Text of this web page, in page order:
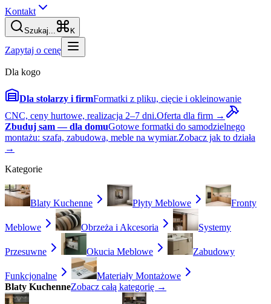
Kontakt
Szukaj... K
Zapytaj o cenę
Dla kogo
Dla stolarzy i firmFormatki z pliku, cięcie i okleinowanie
CNC, ceny hurtowe, realizacja 2–7 dni.Oferta dla firm →
Zbuduj sam — dla domuGotowe formatki do samodzielnego
montażu: szafa, zabudowa, meble na wymiar.Zobacz jak to działa
→
Kategorie
Blaty Kuchenne Płyty Meblowe Fronty
Meblowe Obrzeża i Akcesoria Systemy
Przesuwne Okucia Meblowe Zabudowy
Funkcjonalne
Materiały Montażowe
Blaty KuchenneZobacz całą kategorię →